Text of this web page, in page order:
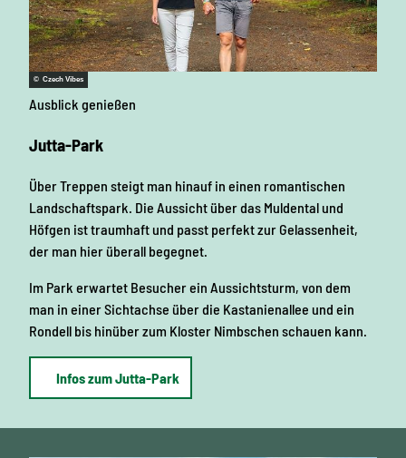
© Czech Vibes
Ausblick genießen
Jutta-Park
Über Treppen steigt man hinauf in einen romantischen
Landschaftspark. Die Aussicht über das Muldental und
Höfgen ist traumhaft und passt perfekt zur Gelassenheit,
der man hier überall begegnet.
Im Park erwartet Besucher ein Aussichtsturm, von dem
man in einer Sichtachse über die Kastanienallee und ein
Rondell bis hinüber zum Kloster Nimbschen schauen kann.
Infos zum Jutta-Park